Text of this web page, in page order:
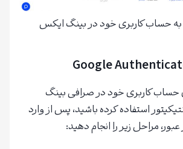
حساب کاربری خود در بینگ ایکس
حساب کاربری خود در صرافی بینگ
استفاده کرده باشید، پس از وارد
مراحل زیر را انجام دهید: